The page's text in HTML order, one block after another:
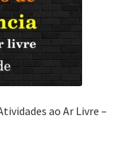
ao Ar Livre –